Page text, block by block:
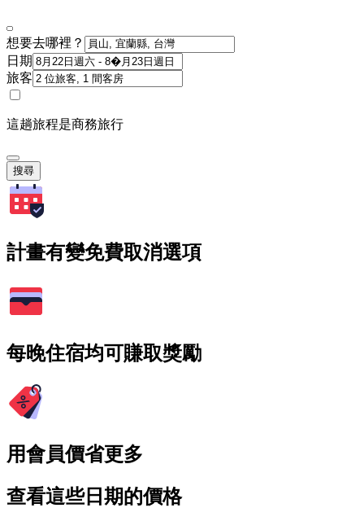
想要去哪裡？
日期
旅客
這趟旅程是商務旅行
搜尋
計畫有變免費取消選項
每晚住宿均可賺取獎勵
用會員價省更多
查看這些日期的價格